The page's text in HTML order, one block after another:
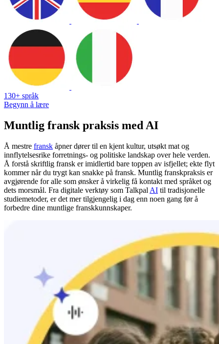
130+ språk
Begynn å lære
Muntlig fransk praksis med AI
Å mestre fransk åpner dører til en kjent kultur, utsøkt mat og
innflytelsesrike forretnings- og politiske landskap over hele verden.
Å forstå skriftlig fransk er imidlertid bare toppen av isfjellet; ekte flyt
kommer når du trygt kan snakke på fransk. Muntlig franskpraksis er
avgjørende for alle som ønsker å virkelig få kontakt med språket og
dets morsmål. Fra digitale verktøy som Talkpal AI til tradisjonelle
studiemetoder, er det mer tilgjengelig i dag enn noen gang før å
forbedre dine muntlige franskkunnskaper.